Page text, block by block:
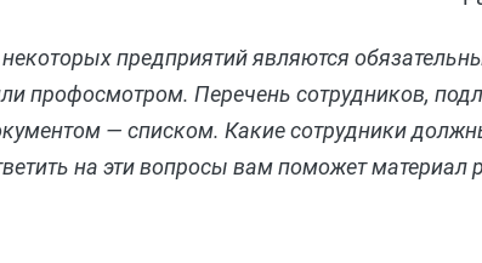
предприятий являются
профосмотром. Перечень сотрудников,
— списком. Какие сотрудники
на эти вопросы вам поможет материал